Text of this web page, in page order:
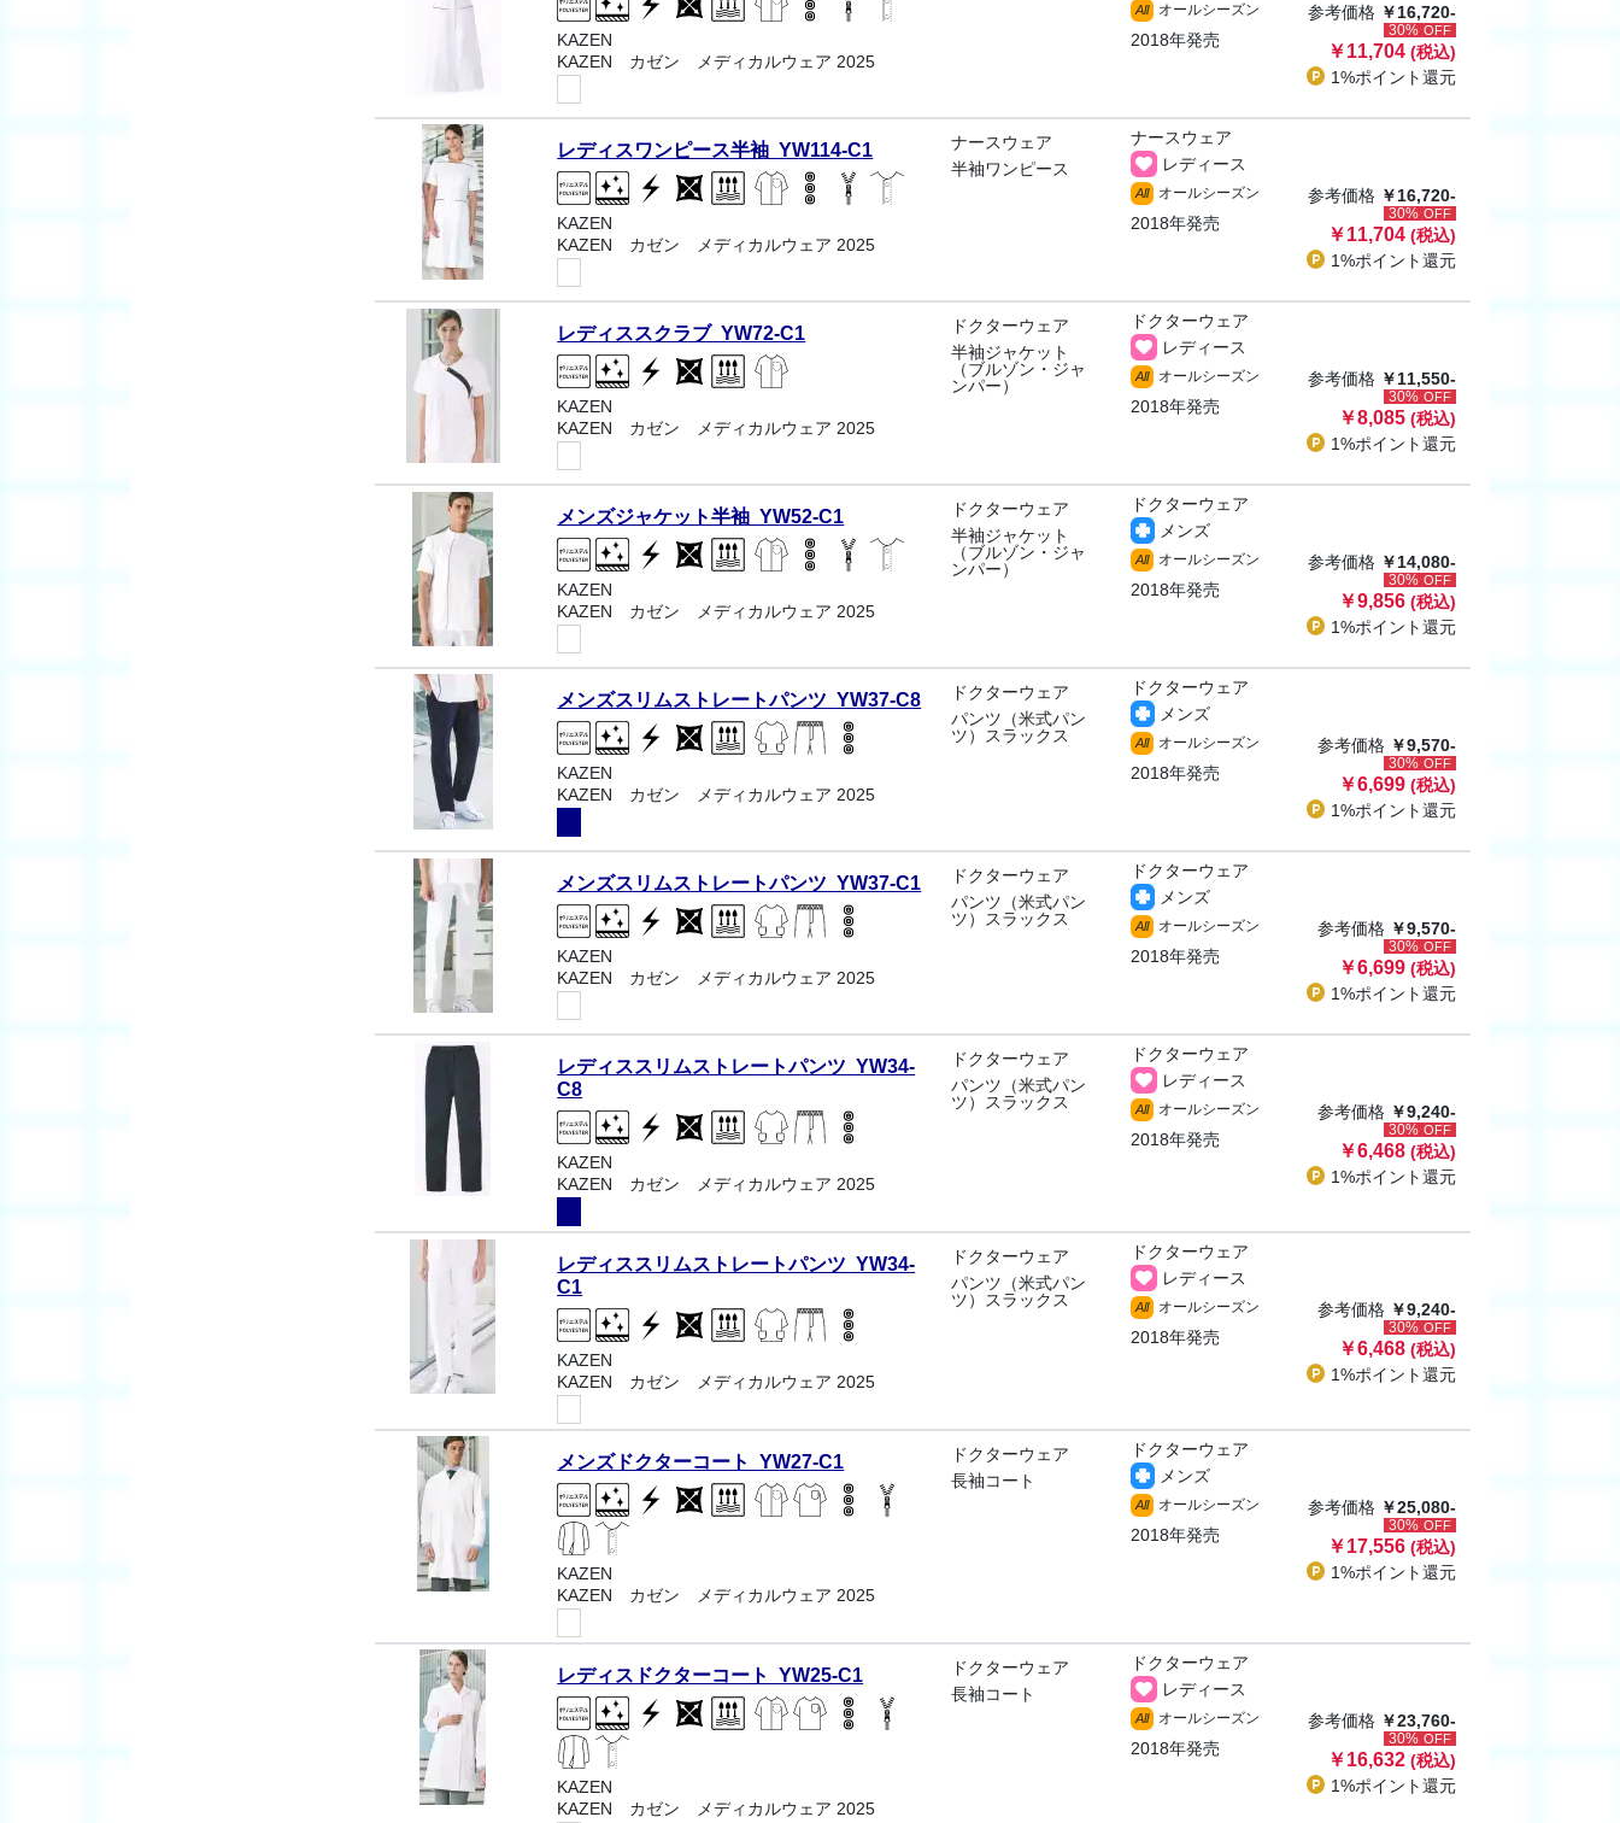
KAZEN
KAZEN カゼン メディカルウェア 2025
All オールシーズン
2018年発売
参考価格 ￥16,720-
30% OFF
￥11,704 (税込)
1%ポイント還元
レディスワンピース半袖 YW114-C1
KAZEN
KAZEN カゼン メディカルウェア 2025
ナースウェア
半袖ワンピース
ナースウェア
レディース
All オールシーズン
2018年発売
参考価格 ￥16,720-
30% OFF
￥11,704 (税込)
1%ポイント還元
レディススクラブ YW72-C1
KAZEN
KAZEN カゼン メディカルウェア 2025
ドクターウェア
半袖ジャケット
（ブルゾン・ジャ
ンパー）
ドクターウェア
レディース
All オールシーズン
2018年発売
参考価格 ￥11,550-
30% OFF
￥8,085 (税込)
1%ポイント還元
メンズジャケット半袖 YW52-C1
KAZEN
KAZEN カゼン メディカルウェア 2025
ドクターウェア
半袖ジャケット
（ブルゾン・ジャ
ンパー）
ドクターウェア
メンズ
All オールシーズン
2018年発売
参考価格 ￥14,080-
30% OFF
￥9,856 (税込)
1%ポイント還元
メンズスリムストレートパンツ YW37-C8
KAZEN
KAZEN カゼン メディカルウェア 2025
ドクターウェア
パンツ（米式パン
ツ）スラックス
ドクターウェア
メンズ
All オールシーズン
2018年発売
参考価格 ￥9,570-
30% OFF
￥6,699 (税込)
1%ポイント還元
メンズスリムストレートパンツ YW37-C1
KAZEN
KAZEN カゼン メディカルウェア 2025
ドクターウェア
パンツ（米式パン
ツ）スラックス
ドクターウェア
メンズ
All オールシーズン
2018年発売
参考価格 ￥9,570-
30% OFF
￥6,699 (税込)
1%ポイント還元
レディススリムストレートパンツ YW34-
C8
KAZEN
KAZEN カゼン メディカルウェア 2025
ドクターウェア
パンツ（米式パン
ツ）スラックス
ドクターウェア
レディース
All オールシーズン
2018年発売
参考価格 ￥9,240-
30% OFF
￥6,468 (税込)
1%ポイント還元
レディススリムストレートパンツ YW34-
C1
KAZEN
KAZEN カゼン メディカルウェア 2025
ドクターウェア
パンツ（米式パン
ツ）スラックス
ドクターウェア
レディース
All オールシーズン
2018年発売
参考価格 ￥9,240-
30% OFF
￥6,468 (税込)
1%ポイント還元
メンズドクターコート YW27-C1
KAZEN
KAZEN カゼン メディカルウェア 2025
ドクターウェア
長袖コート
ドクターウェア
メンズ
All オールシーズン
2018年発売
参考価格 ￥25,080-
30% OFF
￥17,556 (税込)
1%ポイント還元
レディスドクターコート YW25-C1
KAZEN
KAZEN カゼン メディカルウェア 2025
ドクターウェア
長袖コート
ドクターウェア
レディース
All オールシーズン
2018年発売
参考価格 ￥23,760-
30% OFF
￥16,632 (税込)
1%ポイント還元